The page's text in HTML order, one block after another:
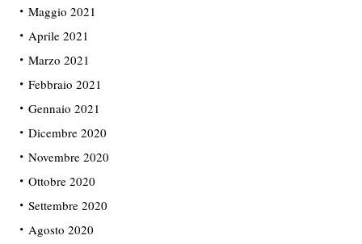
Maggio 2021
Aprile 2021
Marzo 2021
Febbraio 2021
Gennaio 2021
Dicembre 2020
Novembre 2020
Ottobre 2020
Settembre 2020
Agosto 2020